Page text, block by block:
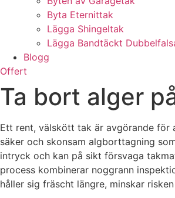
Byta Eternittak
Lägga Shingeltak
Lägga Bandtäckt
Blogg
Offert
Ta bort alger
Ett rent, välskött tak är avgörande för
säker och skonsam algborttagning
intryck och kan på sikt försvaga
process kombinerar noggrann
håller sig fräscht längre, minskar